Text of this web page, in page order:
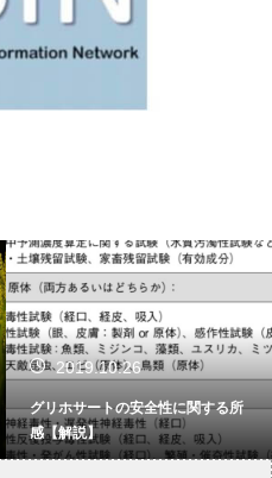
2019.10.26
グリホサートの安全性に関する所
感【解説】